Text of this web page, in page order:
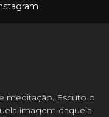
meditação. Escuto o
imagem daquela